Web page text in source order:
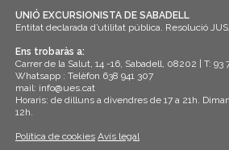
UNIÓ EXCURSIONISTA DE SABADELL
Entitat declarada d’utilitat pública. Resolució
Ens trobaràs a:
Carrer de la Salut, 14 -16, Sabadell, 08202 | T: 93
Whatsapp : Telèfon 638 941 307
mail: info@ues.cat
Horaris: de dilluns a divendres de 17 a 21h.
12h.
Política de cookies Avís legal